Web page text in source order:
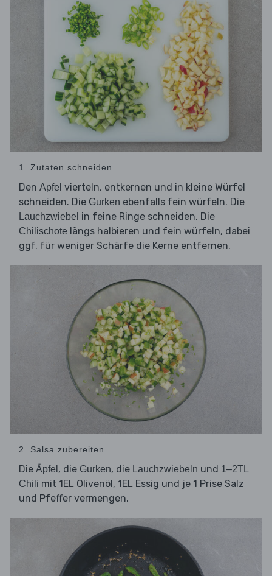
1. Zutaten schneiden
Den Apfel vierteln, entkernen und in kleine Würfel
schneiden. Die Gurken ebenfalls fein würfeln. Die
Lauchzwiebel in feine Ringe schneiden. Die
Chilischote längs halbieren und fein würfeln, dabei
ggf. für weniger Schärfe die Kerne entfernen.
2. Salsa zubereiten
Die Äpfel , die Gurken, die Lauchzwiebeln und 1–2TL
Chili mit 1EL Olivenöl, 1EL Essig und je 1 Prise Salz
und Pfeffer vermengen.